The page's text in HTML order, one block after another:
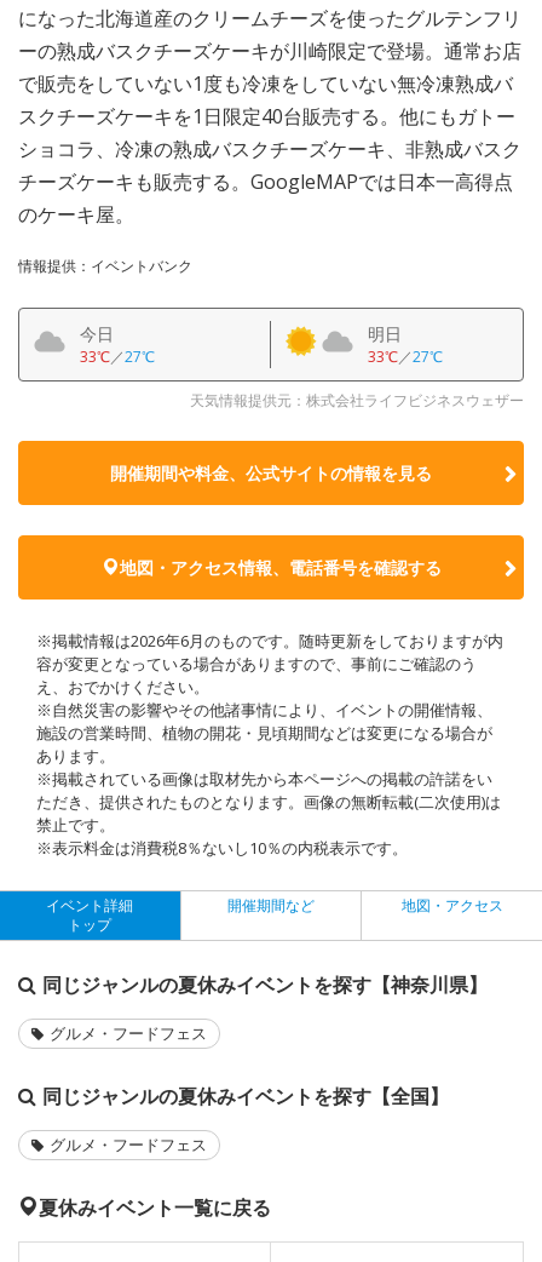
になった北海道産のクリームチーズを使ったグルテンフリ
ーの熟成バスクチーズケーキが川崎限定で登場。通常お店
で販売をしていない1度も冷凍をしていない無冷凍熟成バ
スクチーズケーキを1日限定40台販売する。他にもガトー
ショコラ、冷凍の熟成バスクチーズケーキ、非熟成バスク
チーズケーキも販売する。GoogleMAPでは日本一高得点
のケーキ屋。
情報提供：イベントバンク
今日
33℃／27℃
明日
33℃／27℃
天気情報提供元：株式会社ライフビジネスウェザー
開催期間や料金、公式サイトの情報を見る
地図・アクセス情報、電話番号を確認する
※掲載情報は2026年6月のものです。随時更新をしておりますが内
容が変更となっている場合がありますので、事前にご確認のう
え、おでかけください。
※自然災害の影響やその他諸事情により、イベントの開催情報、
施設の営業時間、植物の開花・見頃期間などは変更になる場合が
あります。
※掲載されている画像は取材先から本ページへの掲載の許諾をい
ただき、提供されたものとなります。画像の無断転載(二次使用)は
禁止です。
※表示料金は消費税8％ないし10％の内税表示です。
イベント詳細
トップ
開催期間など 地図・アクセス
同じジャンルの夏休みイベントを探す【神奈川県】
グルメ・フードフェス
同じジャンルの夏休みイベントを探す【全国】
グルメ・フードフェス
夏休みイベント一覧に戻る